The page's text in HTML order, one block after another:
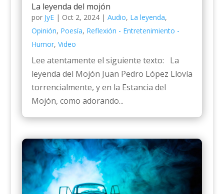
La leyenda del mojón
por JyE| Oct 2, 2024| Audio, La leyenda,
Opinión, Poesía, Reflexión - Entretenimiento -
Humor, Video
Lee atentamente el siguiente texto: La
leyenda del Mojón Juan Pedro López Llovía
torrencialmente, y en la Estancia del
Mojón, como adorando...